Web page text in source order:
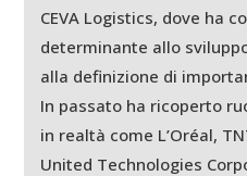
CEVA Logistics, dove ha
determinante allo
alla definizione di
In passato ha ricoperto
in realtà come L’Oréal,
United Technologies